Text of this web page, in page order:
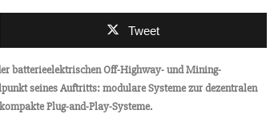
Tweet
batterieelektrischen Off-Highway- und Mining-
seines Auftritts: modulare Systeme zur dezentralen
Plug-and-Play-Systeme.